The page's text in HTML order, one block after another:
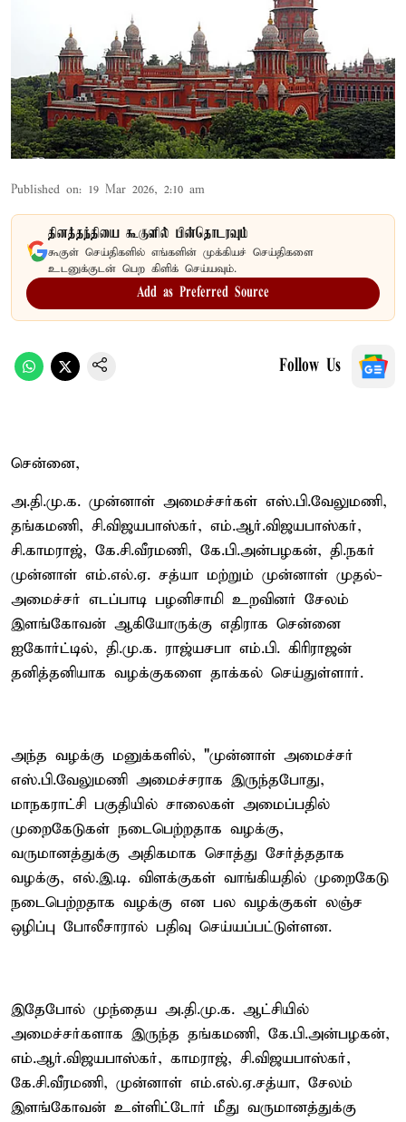
Published on: 19 Mar 2026, 2:10 am
தினத்தந்தியை கூகுளில் பின்தொடரவும்
கூகுள் செய்திகளில் எங்களின் முக்கியச் செய்திகளை
உடனுக்குடன் பெற கிளிக் செய்யவும்.
Add as Preferred Source
Follow Us
சென்னை,
அ.தி.மு.க. முன்னாள் அமைச்சர்கள் எஸ்.பி.வேலுமணி,
தங்கமணி, சி.விஜயபாஸ்கர், எம்.ஆர்.விஜயபாஸ்கர்,
சி.காமராஜ், கே.சி.வீரமணி, கே.பி.அன்பழகன், தி.நகர்
முன்னாள் எம்.எல்.ஏ. சத்யா மற்றும் முன்னாள் முதல்-
அமைச்சர் எடப்பாடி பழனிசாமி உறவினர் சேலம்
இளங்கோவன் ஆகியோருக்கு எதிராக சென்னை
ஐகோர்ட்டில், தி.மு.க. ராஜ்யசபா எம்.பி. கிரிராஜன்
தனித்தனியாக வழக்குகளை தாக்கல் செய்துள்ளார்.
அந்த வழக்கு மனுக்களில், "முன்னாள் அமைச்சர்
எஸ்.பி.வேலுமணி அமைச்சராக இருந்தபோது,
மாநகராட்சி பகுதியில் சாலைகள் அமைப்பதில்
முறைகேடுகள் நடைபெற்றதாக வழக்கு,
வருமானத்துக்கு அதிகமாக சொத்து சேர்த்ததாக
வழக்கு, எல்.இ.டி. விளக்குகள் வாங்கியதில் முறைகேடு
நடைபெற்றதாக வழக்கு என பல வழக்குகள் லஞ்ச
ஒழிப்பு போலீசாரால் பதிவு செய்யப்பட்டுள்ளன.
இதேபோல் முந்தைய அ.தி.மு.க. ஆட்சியில்
அமைச்சர்களாக இருந்த தங்கமணி, கே.பி.அன்பழகன்,
எம்.ஆர்.விஜயபாஸ்கர், காமராஜ், சி.விஜயபாஸ்கர்,
கே.சி.வீரமணி, முன்னாள் எம்.எல்.ஏ.சத்யா, சேலம்
இளங்கோவன் உள்ளிட்டோர் மீது வருமானத்துக்கு